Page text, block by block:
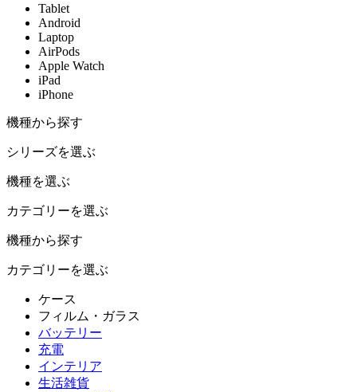
Tablet
Android
Laptop
AirPods
Apple Watch
iPad
iPhone
機種から探す
シリーズを選ぶ
機種を選ぶ
カテゴリーを選ぶ
機種から探す
カテゴリーを選ぶ
ケース
フィルム・ガラス
バッテリー
充電
インテリア
生活雑貨